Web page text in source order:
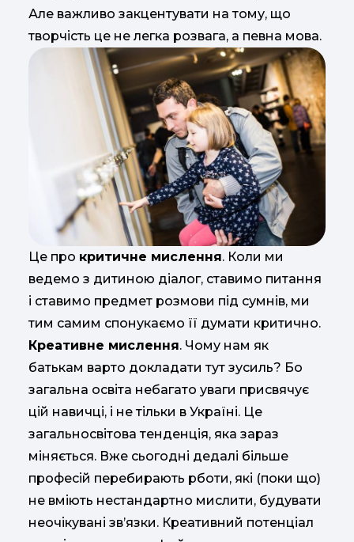
Але важливо закцентувати на тому, що
творчість це не легка розвага, а певна мова.
Це про критичне мислення. Коли ми
ведемо з дитиною діалог, ставимо питання
і ставимо предмет розмови під сумнів, ми
тим самим спонукаємо її думати критично.
Креативне мислення. Чому нам як
батькам варто докладати тут зусиль? Бо
загальна освіта небагато уваги присвячує
цій навичці, і не тільки в Україні. Це
загальносвітова тенденція, яка зараз
міняється. Вже сьогодні дедалі більше
професій перебирають рόботи, які (поки що)
не вміють нестандартно мислити, будувати
неочікувані зв’язки. Креативний потенціал